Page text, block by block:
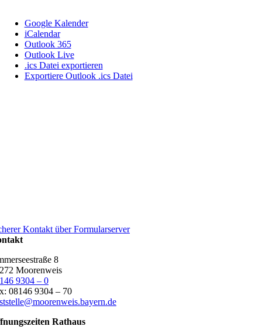
Google Kalender
iCalendar
Outlook 365
Outlook Live
.ics Datei exportieren
Exportiere Outlook .ics Datei
Kontakt über Formularserver
8
Moorenweis
9304 – 0
08146 9304 – 70
Rathaus